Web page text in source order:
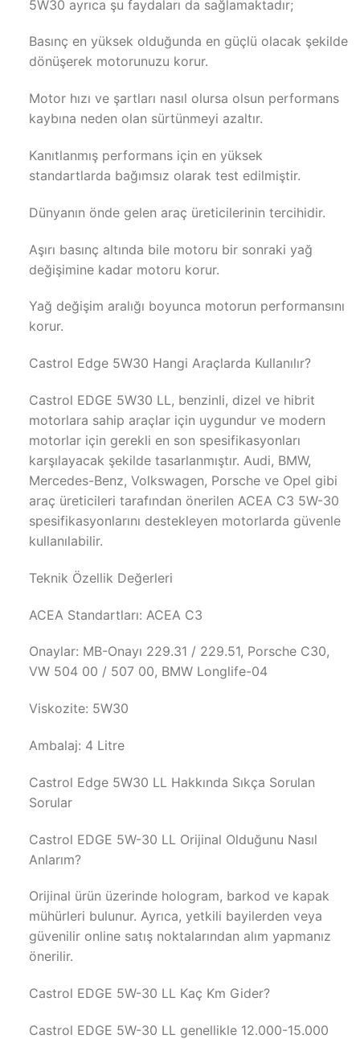
5W30 ayrıca şu faydaları da sağlamaktadır;
Basınç en yüksek olduğunda en güçlü olacak şekilde
dönüşerek motorunuzu korur.
Motor hızı ve şartları nasıl olursa olsun performans
kaybına neden olan sürtünmeyi azaltır.
Kanıtlanmış performans için en yüksek
standartlarda bağımsız olarak test edilmiştir.
Dünyanın önde gelen araç üreticilerinin tercihidir.
Aşırı basınç altında bile motoru bir sonraki yağ
değişimine kadar motoru korur.
Yağ değişim aralığı boyunca motorun performansını
korur.
Castrol Edge 5W30 Hangi Araçlarda Kullanılır?
Castrol EDGE 5W30 LL, benzinli, dizel ve hibrit
motorlara sahip araçlar için uygundur ve modern
motorlar için gerekli en son spesifikasyonları
karşılayacak şekilde tasarlanmıştır. Audi, BMW,
Mercedes-Benz, Volkswagen, Porsche ve Opel gibi
araç üreticileri tarafından önerilen ACEA C3 5W-30
spesifikasyonlarını destekleyen motorlarda güvenle
kullanılabilir.
Teknik Özellik Değerleri
ACEA Standartları: ACEA C3
Onaylar: MB-Onayı 229.31 / 229.51, Porsche C30,
VW 504 00 / 507 00, BMW Longlife-04
Viskozite: 5W30
Ambalaj: 4 Litre
Castrol Edge 5W30 LL Hakkında Sıkça Sorulan
Sorular
Castrol EDGE 5W-30 LL Orijinal Olduğunu Nasıl
Anlarım?
Orijinal ürün üzerinde hologram, barkod ve kapak
mühürleri bulunur. Ayrıca, yetkili bayilerden veya
güvenilir online satış noktalarından alım yapmanız
önerilir.
Castrol EDGE 5W-30 LL Kaç Km Gider?
Castrol EDGE 5W-30 LL genellikle 12.000-15.000